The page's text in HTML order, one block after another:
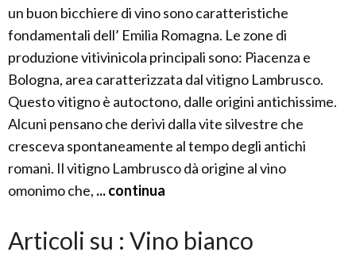
un buon bicchiere di vino sono caratteristiche
fondamentali dell’ Emilia Romagna. Le zone di
produzione vitivinicola principali sono: Piacenza e
Bologna, area caratterizzata dal vitigno Lambrusco.
Questo vitigno è autoctono, dalle origini antichissime.
Alcuni pensano che derivi dalla vite silvestre che
cresceva spontaneamente al tempo degli antichi
romani. Il vitigno Lambrusco dà origine al vino
omonimo che, ... continua
Articoli su : Vino bianco